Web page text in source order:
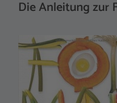
Die Anleitung zur